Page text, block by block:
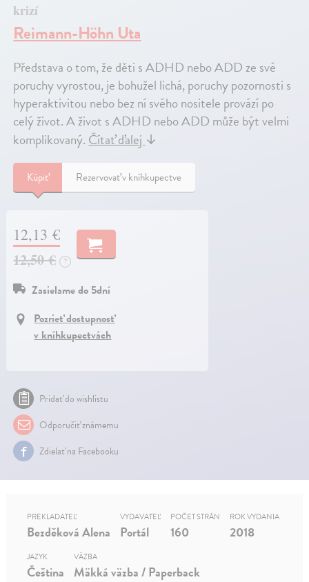
krizí
Reimann-Höhn Uta
Představa o tom, že děti s ADHD nebo ADD ze své
poruchy vyrostou, je bohužel lichá, poruchy pozornosti s
hyperaktivitou nebo bez ní svého nositele provází po
celý život. A život s ADHD nebo ADD může být velmi
komplikovaný. Čítať ďalej ↓
Kúpiť Rezervovať v kníhkupectve
12,13 €
12,50 €
?
Zasielame do 5dní
Pozrieť dostupnosť
v kníhkupectvách
Pridať do wishlistu
Odporučiť známemu
Zdielať na Facebooku
PREKLADATEĽ
Bezděková Alena
VYDAVATEĽ
Portál
POČET STRÁN
160
ROK VYDANIA
2018
JAZYK
Čeština
VÄZBA
Mäkká väzba / Paperback